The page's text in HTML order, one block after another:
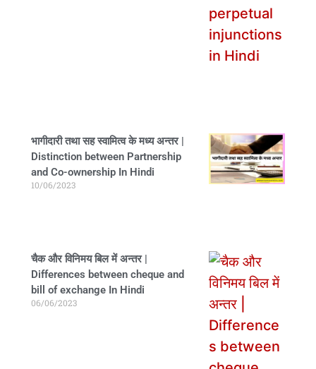
भागीदारी तथा सह स्वामित्व के मध्य अन्तर |
Distinction between Partnership
and Co-ownership In Hindi
10/06/2023
चैक और विनिमय बिल में अन्तर |
Differences between cheque and
bill of exchange In Hindi
06/06/2023